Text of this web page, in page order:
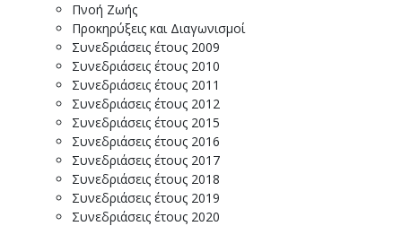
Πνοή Ζωής
Προκηρύξεις και Διαγωνισμοί
Συνεδριάσεις έτους 2009
Συνεδριάσεις έτους 2010
Συνεδριάσεις έτους 2011
Συνεδριάσεις έτους 2012
Συνεδριάσεις έτους 2015
Συνεδριάσεις έτους 2016
Συνεδριάσεις έτους 2017
Συνεδριάσεις έτους 2018
Συνεδριάσεις έτους 2019
Συνεδριάσεις έτους 2020